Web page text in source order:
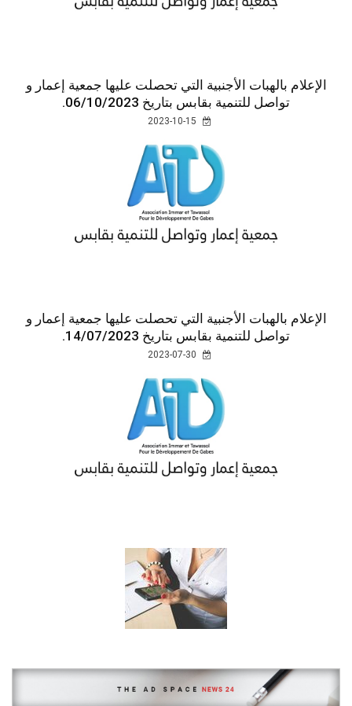
الإعلام بالهبات الأجنبية التي تحصلت عليها جمعية إعمار و
تواصل للتنمية بقابس بتاريخ 06/10/2023.
الإعلام بالهبات الأجنبية التي تحصلت عليها جمعية إعمار و
تواصل للتنمية بقابس بتاريخ 14/07/2023.